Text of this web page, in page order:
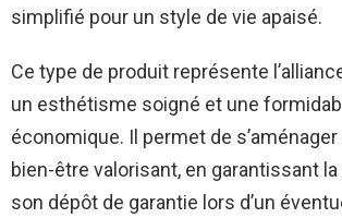
simplifié pour un style de vie apaisé.
Ce type de produit représente
un esthétisme soigné et une
économique. Il permet de
bien-être valorisant, en garantissant
son dépôt de garantie lors d’un